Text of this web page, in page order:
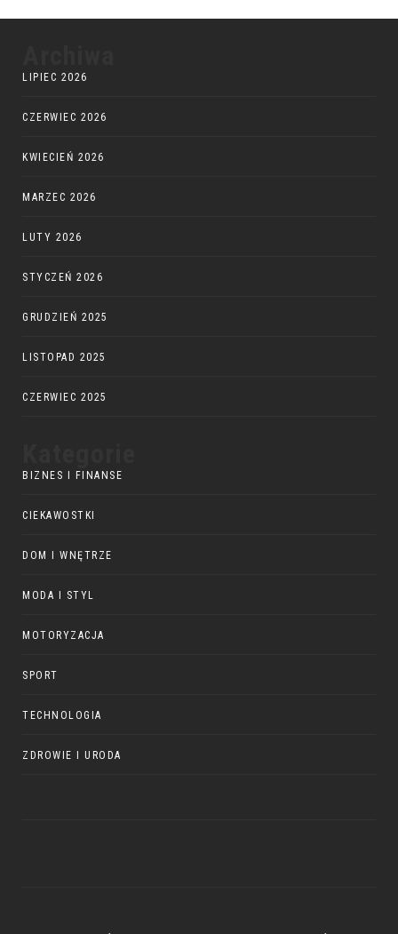
LIPIEC 2026
CZERWIEC 2026
KWIECIEŃ 2026
MARZEC 2026
LUTY 2026
STYCZEŃ 2026
GRUDZIEŃ 2025
LISTOPAD 2025
CZERWIEC 2025
BIZNES I FINANSE
CIEKAWOSTKI
DOM I WNĘTRZE
MODA I STYL
MOTORYZACJA
SPORT
TECHNOLOGIA
ZDROWIE I URODA